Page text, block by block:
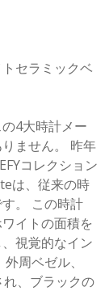
セラミックベ
4大時計メー
ません。 昨年
コレクション
は、従来の時
。 この時計
イトの面積を
視覚的なイン
周ベゼル、
、ブラックの